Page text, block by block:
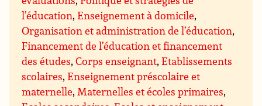
l’éducation,Enseignement à domicile,
Organisation et administration de l’éducation,
Financement de l’éducation et financement
des études,Corps enseignant,Etablissements
scolaires,Enseignement préscolaire et
maternelle,Maternelles et écoles primaires,